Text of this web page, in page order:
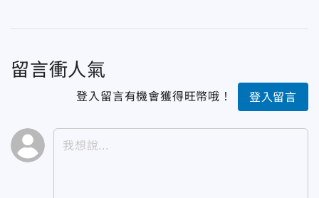
留言衝人氣
登入留言有機會獲得旺幣哦！ 登入留言